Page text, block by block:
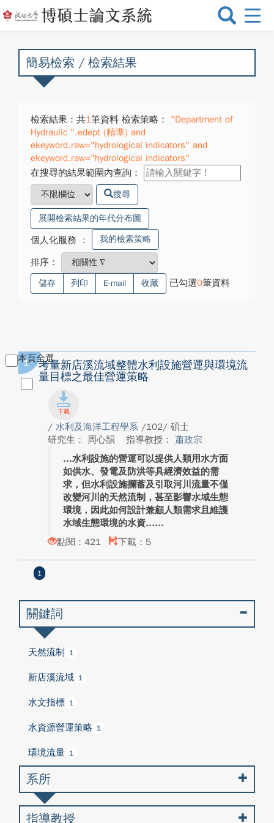
選
換
簡易檢索 / 檢索結果
檢索結果：共1筆資料 檢索策略：
"Department of
Hydraulic ".edept (精準) and
ekeyword.raw="hydrological indicators" and
ekeyword.raw="hydrological indicators"
在搜尋的結果範圍內查詢：
搜尋
展開檢索結果的年代分布圖
個人化服務 ： 我的檢索策略
排序：
儲存 列印 E-mail 收藏 已勾選0筆資料
本頁全選
1
考量新店溪流域整體水利設施營運與環境流
量目標之最佳營運策略
/ 水利及海洋工程學系 /102/ 碩士
研究生： 周心韻
指導教授： 蕭政宗
水利設施的營運可以提供人類用水方面
如供水、發電及防洪等具經濟效益的需
求，但水利設施攔蓄及引取河川流量不僅
改變河川的天然流制，甚至影響水域生態
環境，因此如何設計兼顧人類需求且維護
水域生態環境的水資...
點閱：421
下載：5
1
關鍵詞
天然流制 1
新店溪流域 1
水文指標 1
水資源營運策略 1
環境流量 1
系所
指導教授